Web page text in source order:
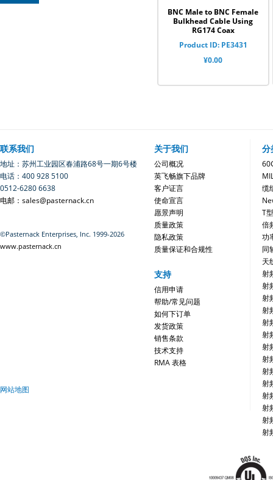
BNC Male to BNC Female
Bulkhead Cable Using
RG174 Coax
Product ID: PE3431
¥0.00
联系我们
地址：苏州工业园区春浦路68号一期6号楼
电话：400 928 5100
0512-6280 6638
电邮：sales@pasternack.cn
©Pasternack Enterprises, Inc. 1999-2026
www.pasternack.cn
关于我们
公司概况
英飞畅旗下品牌
客户证言
使命宣言
愿景声明
质量政策
隐私政策
质量保证和合规性
支持
信用申请
帮助/常见问题
如何下订单
发货政策
销售条款
技术支持
RMA 表格
网站地图
分
缆
T
倍
功
同
天
射
射
射
射
射
射
射
射
射
射
射
射
射
射